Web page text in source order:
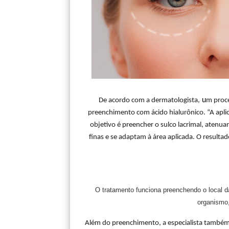
De acordo com a dermatologista, um
preenchimento com ácido hialurônico. “A
objetivo é preencher o sulco lacrimal,
finas e se adaptam à área aplicada. O
O tratamento funciona preenchendo o local
Além do preenchimento, a especialista